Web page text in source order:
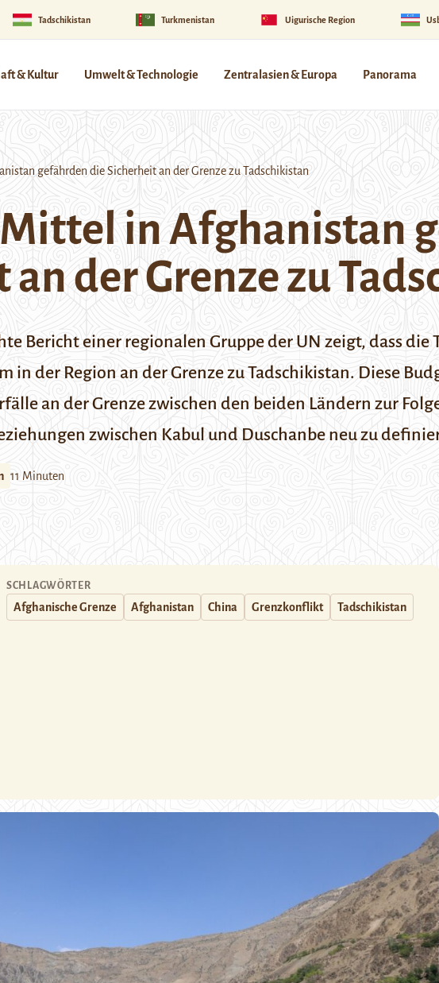
Tadschikistan Turkmenistan Uigurische Region
& Kultur Umwelt & Technologie Zentralasien & Europa Panorama
gefährden die Sicherheit an der Grenze zu Tadschikistan
in Afghanistan
an der Grenze zu
Bericht einer regionalen Gruppe der UN zeigt, dass
in der Region an der Grenze zu Tadschikistan. Diese
an der Grenze zwischen den beiden Ländern zur
zwischen Kabul und Duschanbe neu zu
11 Minuten
SCHLAGWÖRTER
Afghanische Grenze Afghanistan China Grenzkonflikt Tadschikistan